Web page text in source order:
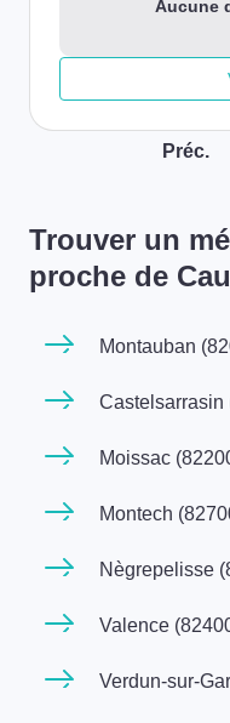
Aucune
Préc.
Trouver un
proche de
Montauban
Castelsarrasin
Moissac
Montech
Nègrepelisse
Valence
Verdun-sur-